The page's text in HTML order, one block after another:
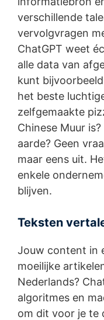
verschillende
vervolgvragen
ChatGPT weet
alle data van
kunt
het beste
zelfgemaakte
Chinese Muur
aarde? Geen
maar eens uit.
enkele
blijven.
Teksten
Jouw content in
moeilijke
Nederlands?
algoritmes en
om dit voor je te